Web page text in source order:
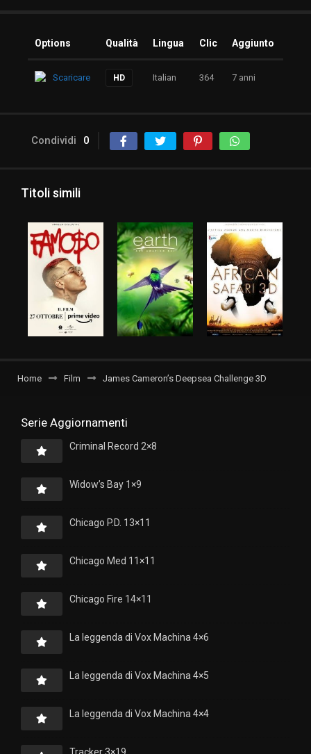
Options Qualità Lingua Clic Aggiunto
Scaricare HD Italian 364 7 anni
Condividi 0
Titoli simili
Home Film James Cameron’s Deepsea Challenge 3D
Serie Aggiornamenti
Criminal Record 2×8
Widow’s Bay 1×9
Chicago P.D. 13×11
Chicago Med 11×11
Chicago Fire 14×11
La leggenda di Vox Machina 4×6
La leggenda di Vox Machina 4×5
La leggenda di Vox Machina 4×4